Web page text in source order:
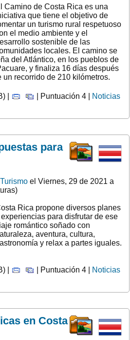
Camino de Costa Rica es una
que tiene el objetivo de
un turismo rural respetuoso
el medio ambiente y el
sostenible de las
locales. El camino se
del Atlántico, en los pueblos de
y finaliza 16 días después
recorrido de 210 kilómetros.
| | Puntuación 4 |
Noticias
para
el Viernes, 29 de 2021 a
Rica propone diversos planes
para disfrutar de ese
romántico soñado con
aventura, cultura,
y relax a partes iguales.
| | Puntuación 4 |
Noticias
en Costa